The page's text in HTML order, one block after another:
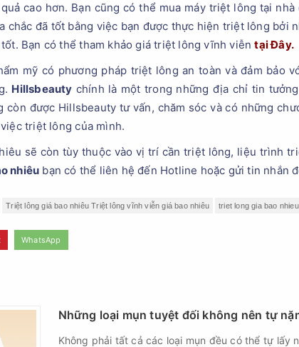
cao hơn. Bạn cũng có thể mua máy triệt lông tại
chắc đã tốt bằng việc bạn được thực hiện triệt lông bởi
Bạn có thể tham khảo giá triệt lông vĩnh viễntại Đây.
mỹ có phương pháp triệt lông an toàn và đảm bảo
Hillsbeauty chính là một trong những địa chỉ tin
còn được Hillsbeauty tư vấn, chăm sóc và có những
triệt lông của mình.
sẽ còn tùy thuộc vào vị trí cần triệt lông, liệu trình
nhiêu bạn có thể liên hệ đến Hotline hoặc gửi tin nhắn
Triệt lông giá bao nhiêu Triệt lông vĩnh viễn giá bao nhiêu triet long gia bao
WhatsApp
Những loại mụn tuyệt đối không nên tự
Không phải tất cả các loại mụn đều có thể tự lấy